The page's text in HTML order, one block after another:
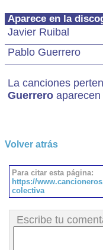
Aparece en la
Javier Ruibal
Pablo Guerrero
La canciones
Guerrero
Volver atrás
Para citar esta página:
https://
colectiva
Escribe tu